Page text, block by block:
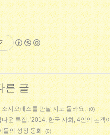
른 글
시오패스를 만날 지도 몰라요, (0)
운 특집, '2014, 한국 사회, 4인의 논객
들의 성장 동화 (0)